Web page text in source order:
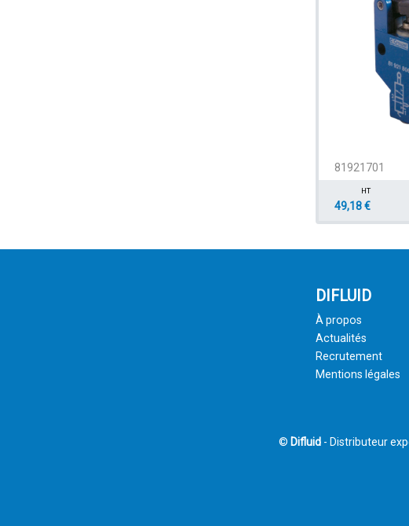
81921701
HT
49,18 €
DIFLUID
À propos
Actualités
Recrutement
Mentions légales
© Difluid- Distributeur